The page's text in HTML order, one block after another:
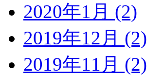
2020年1月 (2)
2019年12月 (2)
2019年11月 (2)